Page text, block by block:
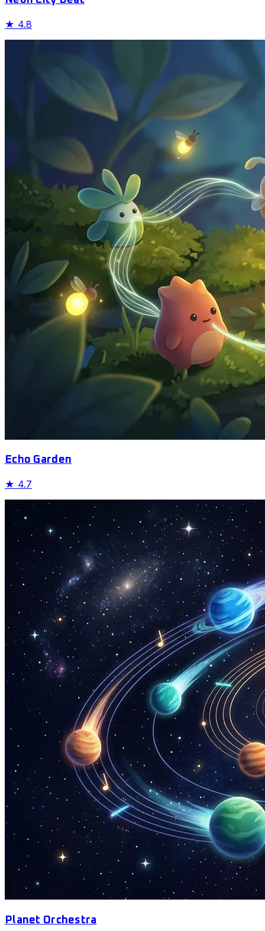
★ 4.8
Echo Garden
★ 4.7
Planet Orchestra